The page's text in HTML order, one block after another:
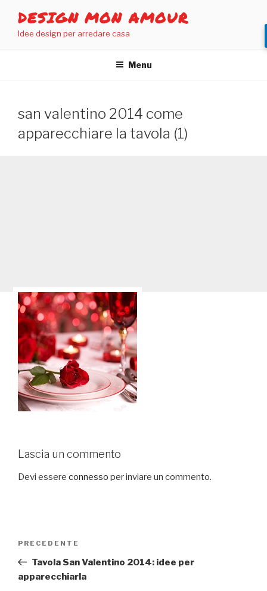
contenuto
DESIGN MON AMOUR
Idee design per arredare casa
Menu
san valentino 2014 come
apparecchiare la tavola (1)
Lascia un commento
Devi essere connesso per inviare un commento.
Articolo
precedente:
PRECEDENTE
Tavola San Valentino 2014: idee per
apparecchiarla